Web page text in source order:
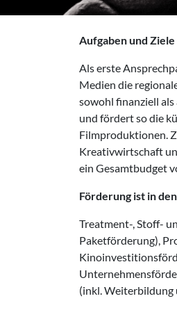
Aufgaben und Ziele
Als erste
Medien die
sowohl finanziell
und fördert so die
Filmproduktionen.
Kreativwirtschaft
ein Gesamtbudget
Förderung ist in
Treatment-, Stoff-
Paketförderung),
(inkl. Weiterbildung